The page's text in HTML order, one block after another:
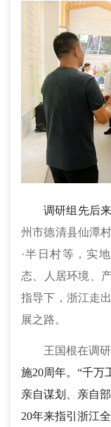
调研组先后
州市德清县仙潭
·半日村等，实
态、
人居环境
指导下， 浙江走出
展之路。
王国根在调
施20周年。“千万
亲自谋划、亲自
20年来指引浙江